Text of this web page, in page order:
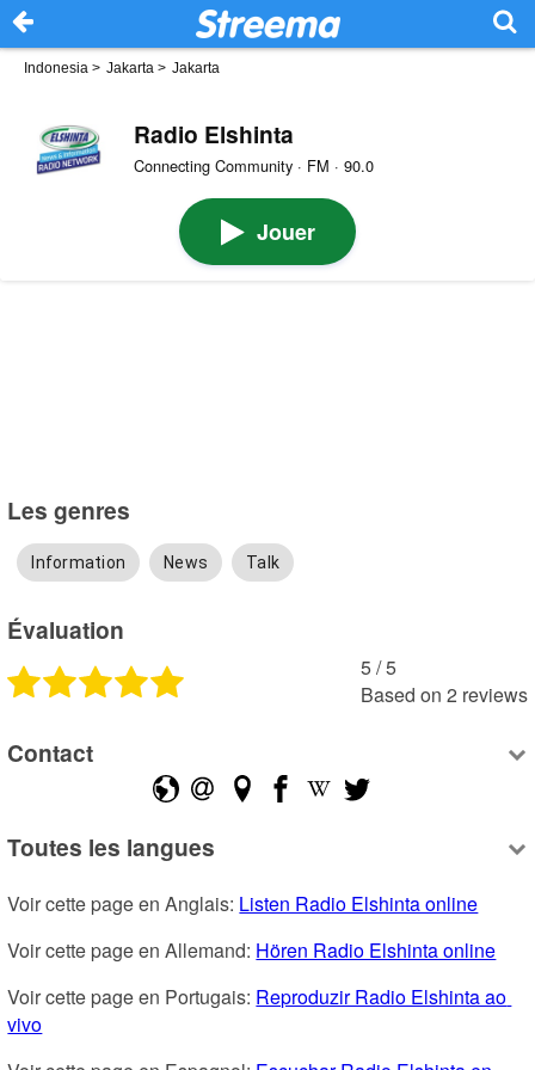
Indonesia > Jakarta > Jakarta
Radio Elshinta
Connecting Community · FM · 90.0
Jouer
Les genres
Information News Talk
Évaluation
5 /5
Based on 2 reviews
Contact
Toutes les langues
Voir cette page en Anglais: Listen Radio Elshinta online
Voir cette page en Allemand: Hören Radio Elshinta online
Voir cette page en Portugais: Reproduzir Radio Elshinta ao
vivo